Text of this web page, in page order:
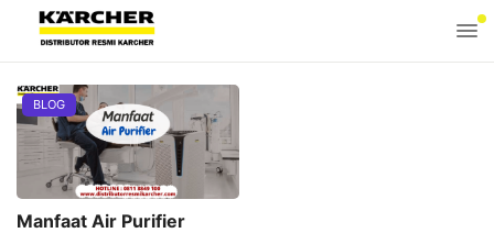
BLOG
Manfaat Air Purifier